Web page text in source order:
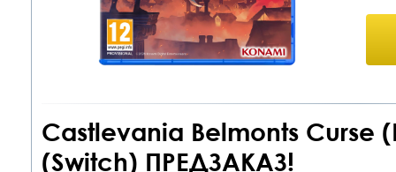
Castlevania Belmonts Curse
(Switch) ПРЕДЗАКАЗ!